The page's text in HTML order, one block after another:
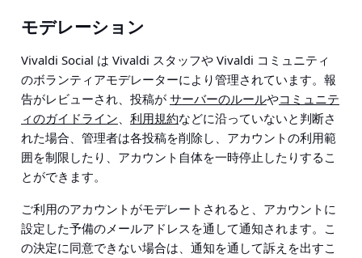
モデレーション
Vivaldi Social は Vivaldi スタッフや Vivaldi コミュニティ
のボランティアモデレーターにより管理されています。報
告がレビューされ、投稿が サーバーのルールやコミュニテ
ィのガイドライン、 利用規約などに沿っていないと判断さ
れた場合、管理者は各投稿を削除し、アカウントの利用範
囲を制限したり、アカウント自体を一時停止したりするこ
とができます。
ご利用のアカウントがモデレートされると、アカウントに
設定した予備のメールアドレスを通して通知されます。こ
の決定に同意できない場合は、通知を通して訴えを出すこ